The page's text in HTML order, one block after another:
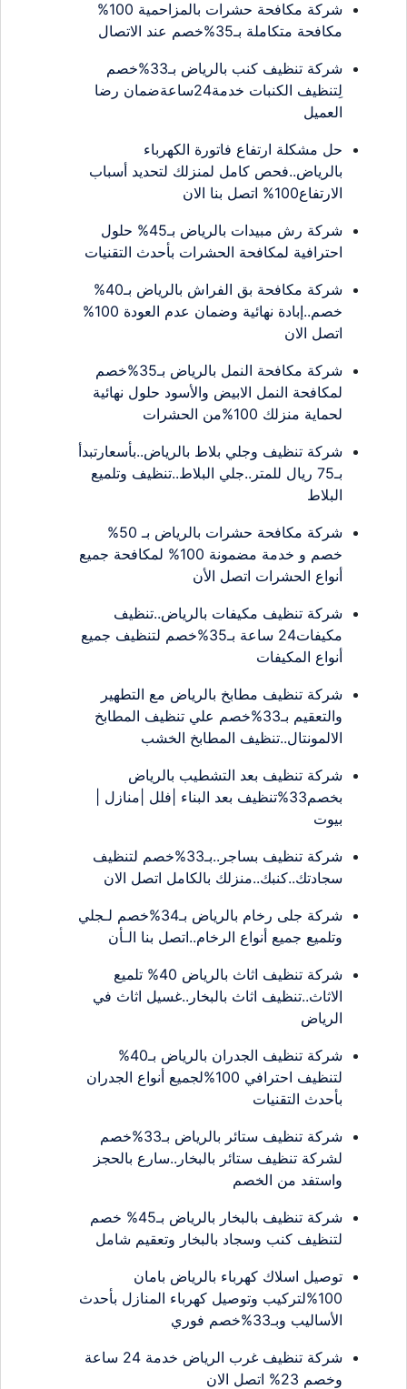
شركة مكافحة حشرات بالمزاحمية 100%
مكافحة متكاملة بـ35%خصم عند الاتصال
شركة تنظيف كنب بالرياض بـ33%خصم
لِتنظيف الكنبات خدمة24ساعةضمان رضا
العميل
حل مشكلة ارتفاع فاتورة الكهرباء
بالرياض..فحص كامل لمنزلك لتحديد أسباب
الارتفاع100% اتصل بنا الان
شركة رش مبيدات بالرياض بـ45% حلول
احترافية لمكافحة الحشرات بأحدث التقنيات
شركة مكافحة بق الفراش بالرياض بـ40%
خصم..إبادة نهائية وضمان عدم العودة 100%
اتصل الان
شركة مكافحة النمل بالرياض بـ35%خصم
لمكافحة النمل الابيض والأسود حلول نهائية
لحماية منزلك 100%من الحشرات
شركة تنظيف وجلي بلاط بالرياض..بأسعارتبدأ
بـ75 ريال للمتر..جلي البلاط..تنظيف وتلميع
البلاط
شركة مكافحة حشرات بالرياض بـ 50%
خصم و خدمة مضمونة 100% لمكافحة جميع
أنواع الحشرات اتصل الأن
شركة تنظيف مكيفات بالرياض..تنظيف
مكيفات24 ساعة بـ35%خصم لتنظيف جميع
أنواع المكيفات
شركة تنظيف مطابخ بالرياض مع التطهير
والتعقيم بـ33%خصم علي تنظيف المطابخ
الالمونتال..تنظيف المطابخ الخشب
شركة تنظيف بعد التشطيب بالرياض
بخصم33%تنظيف بعد البناء |فلل |منازل |
بيوت
شركة تنظيف بساجر..بـ33%خصم لتنظيف
سجادتك..كنبك..منزلك بالكامل اتصل الان
شركة جلى رخام بالرياض بـ34%خصم لـجلي
وتلميع جميع أنواع الرخام..اتصل بنا الـأن
شركة تنظيف اثاث بالرياض 40% تلميع
الاثاث..تنظيف اثاث بالبخار..غسيل اثاث في
الرياض
شركة تنظيف الجدران بالرياض بـ40%
لتنظيف احترافي 100%لجميع أنواع الجدران
بأحدث التقنيات
شركة تنظيف ستائر بالرياض بـ33%خصم
لشركة تنظيف ستائر بالبخار..سارع بالحجز
واستفد من الخصم
شركة تنظيف بالبخار بالرياض بـ45% خصم
لتنظيف كنب وسجاد بالبخار وتعقيم شامل
توصيل اسلاك كهرباء بالرياض بامان
100%لتركيب وتوصيل كهرباء المنازل بأحدث
الأساليب وبـ33%خصم فوري
شركة تنظيف غرب الرياض خدمة 24 ساعة
وخصم 23% اتصل الان